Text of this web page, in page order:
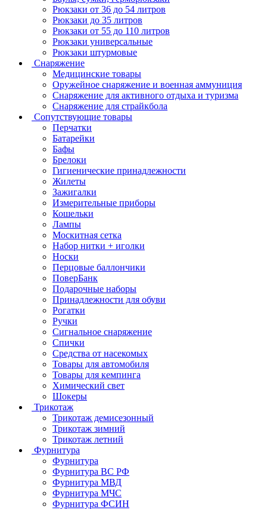
Рюкзаки от 36 до 54 литров
Рюкзаки до 35 литров
Рюкзаки от 55 до 110 литров
Рюкзаки универсальные
Рюкзаки штурмовые
Снаряжение
Медицинские товары
Оружейное снаряжение и военная аммуниция
Снаряжение для активного отдыха и туризма
Снаряжение для страйкбола
Сопутствующие товары
Перчатки
Батарейки
Бафы
Брелоки
Гигиенические принадлежности
Жилеты
Зажигалки
Измерительные приборы
Кошельки
Лампы
Москитная сетка
Набор нитки + иголки
Носки
Перцовые баллончики
ПоверБанк
Подарочные наборы
Принадлежности для обуви
Рогатки
Ручки
Сигнальное снаряжение
Спички
Средства от насекомых
Товары для автомобиля
Товары для кемпинга
Химический свет
Шокеры
Трикотаж
Трикотаж демисезонный
Трикотаж зимний
Трикотаж летний
Фурнитура
Фурнитура
Фурнитура ВС РФ
Фурнитура МВД
Фурнитура МЧС
Фурнитура ФСИН